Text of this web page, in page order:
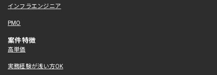
インフラエンジニア
PMO
案件特徴
高単価
実務経験が浅い方OK